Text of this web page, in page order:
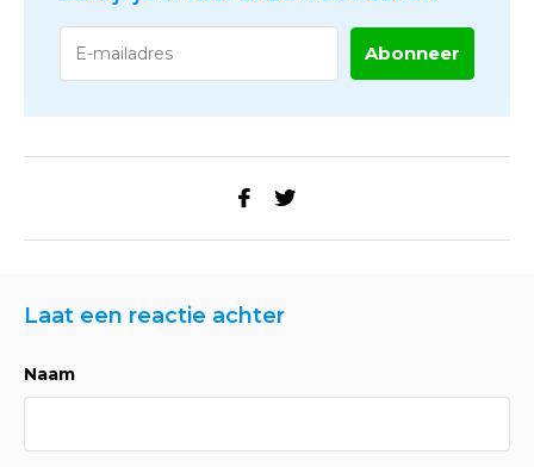
Abonneer
Laat een reactie achter
Naam